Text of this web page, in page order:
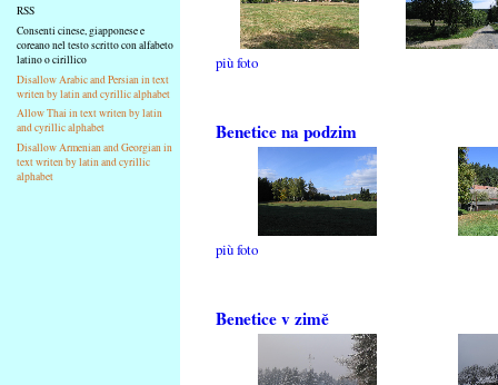
RSS
Consenti cinese, giapponese e
coreano nel testo scritto con alfabeto
latino o cirillico
Disallow Arabic and Persian in text
writen by latin and cyrillic alphabet
Allow Thai in text writen by latin
and cyrillic alphabet
Disallow Armenian and Georgian in
text writen by latin and cyrillic
alphabet
più foto
Benetice na podzim
più foto
Benetice v zimě